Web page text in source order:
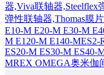
器,Viva联轴器,Steelflex
弹性联轴器,Thomas膜
E10-M E20-M E30-M
M E120-M E140-MES2-
ES20-M ES30-M ES40-
MREX OMEGA奥米伽